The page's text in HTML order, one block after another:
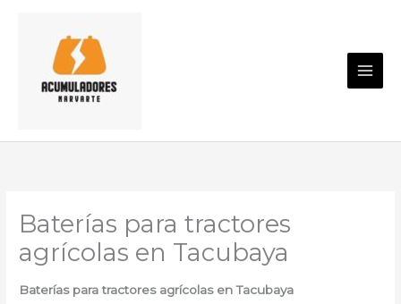
contenido
Baterías para tractores
agrícolas en Tacubaya
Baterías para tractores agrícolas en Tacubaya